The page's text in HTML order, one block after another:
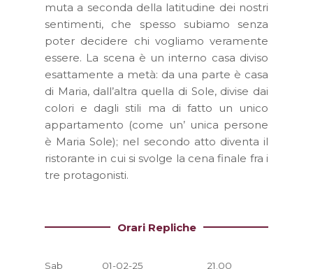
muta a seconda della latitudine dei nostri
sentimenti, che spesso subiamo senza
poter decidere chi vogliamo veramente
essere. La scena è un interno casa diviso
esattamente a metà: da una parte è casa
di Maria, dall’altra quella di Sole, divise dai
colori e dagli stili ma di fatto un unico
appartamento (come un’ unica persone
è Maria Sole); nel secondo atto diventa il
ristorante in cui si svolge la cena finale fra i
tre protagonisti.
Orari Repliche
Sab 01-02-25
21.00